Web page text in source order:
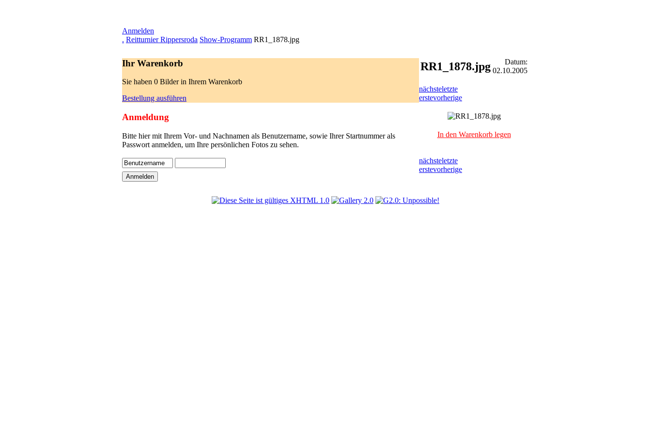
Anmelden
. Reitturnier Rippersroda Show-Programm RR1_1878.jpg
Ihr Warenkorb
Sie haben 0 Bilder in Ihrem Warenkorb
Bestellung ausführen
Anmeldung
Bitte hier mit Ihrem Vor- und Nachnamen als Benutzername, sowie Ihrer Startnummer als
Passwort anmelden, um Ihre persönlichen Fotos zu sehen.
RR1_1878.jpg
Datum:
02.10.2005
nächsteletzte
erstevorherige
In den Warenkorb legen
nächsteletzte
erstevorherige